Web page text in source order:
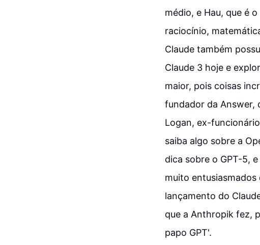
médio, e Hau, que é
raciocínio,
Claude também
Claude 3 hoje e
maior, pois coisas
fundador da Answer,
Logan, ex-
saiba algo sobre a
dica sobre o GPT-5,
muito
lançamento do
que a Anthropik fez,
papo GPT'.